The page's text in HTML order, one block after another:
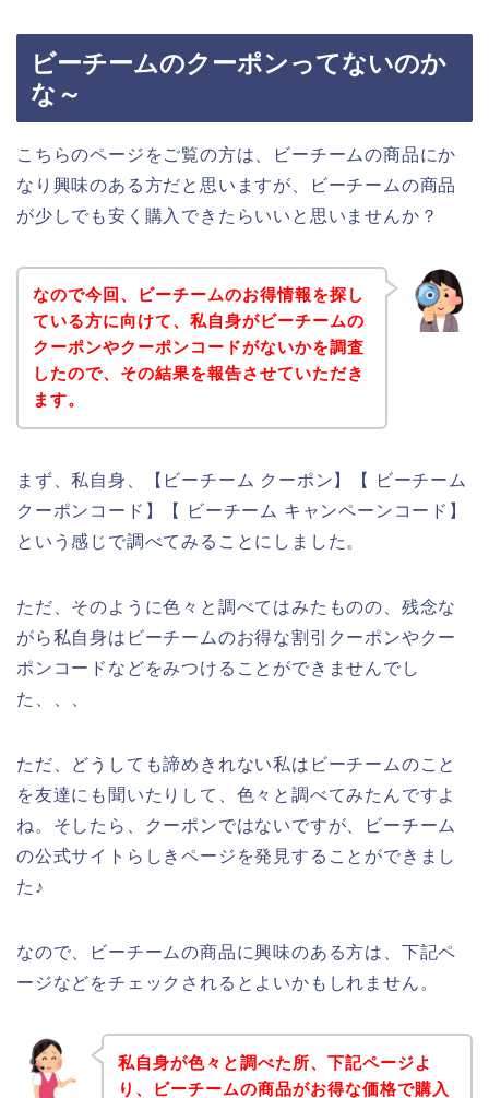
ビーチームのクーポンってないのか
な～
こちらのページをご覧の方は、ビーチームの商品にか
なり興味のある方だと思いますが、ビーチームの商品
が少しでも安く購入できたらいいと思いませんか？
なので今回、ビーチームのお得情報を探し
ている方に向けて、私自身がビーチームの
クーポンやクーポンコードがないかを調査
したので、その結果を報告させていただき
ます。
まず、私自身、【ビーチーム クーポン】【 ビーチーム
クーポンコード】【 ビーチーム キャンペーンコード】
という感じで調べてみることにしました。
ただ、そのように色々と調べてはみたものの、残念な
がら私自身はビーチームのお得な割引クーポンやクー
ポンコードなどをみつけることができませんでし
た、、、
ただ、どうしても諦めきれない私はビーチームのこと
を友達にも聞いたりして、色々と調べてみたんですよ
ね。そしたら、クーポンではないですが、ビーチーム
の公式サイトらしきページを発見することができまし
た♪
なので、ビーチームの商品に興味のある方は、下記ペ
ージなどをチェックされるとよいかもしれません。
私自身が色々と調べた所、下記ページよ
り、ビーチームの商品がお得な価格で購入